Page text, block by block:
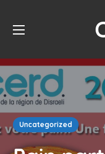
Uncategorized